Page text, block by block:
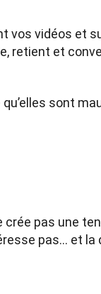
vos vidéos et
retient et
sont
pas une
pas… et